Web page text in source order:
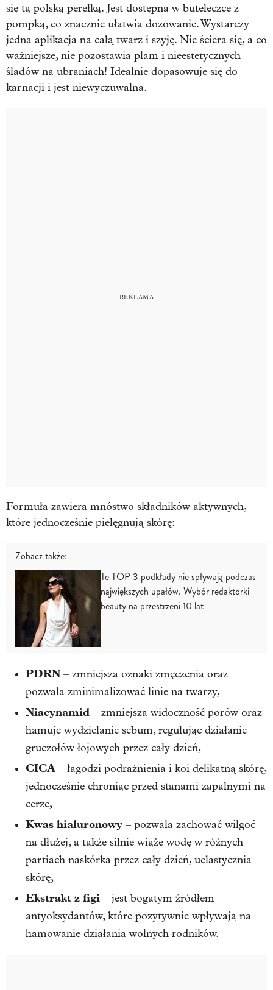
się tą polską perełką. Jest dostępna w buteleczce z
pompką, co znacznie ułatwia dozowanie. Wystarczy
jedna aplikacja na całą twarz i szyję. Nie ściera się, a co
ważniejsze, nie pozostawia plam i nieestetycznych
śladów na ubraniach! Idealnie dopasowuje się do
karnacji i jest niewyczuwalna.
Formuła zawiera mnóstwo składników aktywnych,
które jednocześnie pielęgnują skórę:
Zobacz także:
Te TOP 3 podkłady nie spływają podczas
największych upałów. Wybór redaktorki
beauty na przestrzeni 10 lat
PDRN – zmniejsza oznaki zmęczenia oraz
pozwala zminimalizować linie na twarzy,
Niacynamid – zmniejsza widoczność porów oraz
hamuje wydzielanie sebum, regulując działanie
gruczołów łojowych przez cały dzień,
CICA – łagodzi podrażnienia i koi delikatną skórę,
jednocześnie chroniąc przed stanami zapalnymi na
cerze,
Kwas hialuronowy – pozwala zachować wilgoć
na dłużej, a także silnie wiąże wodę w różnych
partiach naskórka przez cały dzień, uelastycznia
skórę,
Ekstrakt z figi – jest bogatym źródłem
antyoksydantów, które pozytywnie wpływają na
hamowanie działania wolnych rodników.